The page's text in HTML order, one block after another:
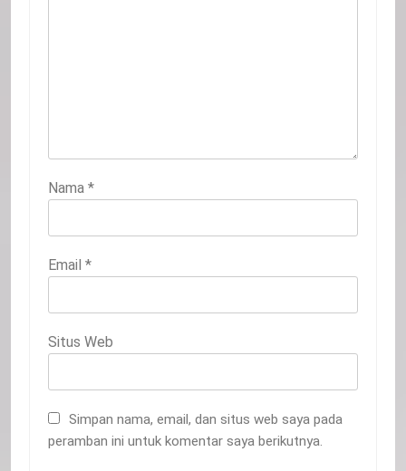
Nama *
Email *
Situs Web
Simpan nama, email, dan situs web saya pada
peramban ini untuk komentar saya berikutnya.